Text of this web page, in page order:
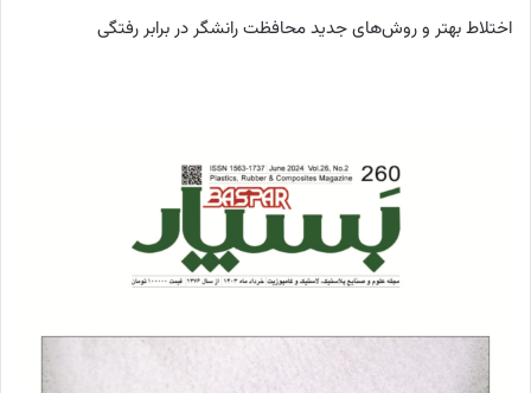
اختلاط بهتر و روش‌‌های جدید محافظت رانشگر در برابر رفتگی